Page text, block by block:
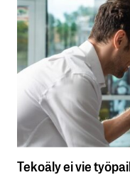
Tekoäly ei vie